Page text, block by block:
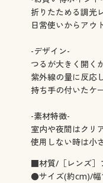
折りたためる調光
日常使いからアウ
-デザイン-
つるが大きく開く
紫外線の量に反応
持ち手の付いたケ
-素材特徴-
室内や夜間はクリ
使用しない時は小
■材質/［レンズ］
●サイズ(約cm)/幅